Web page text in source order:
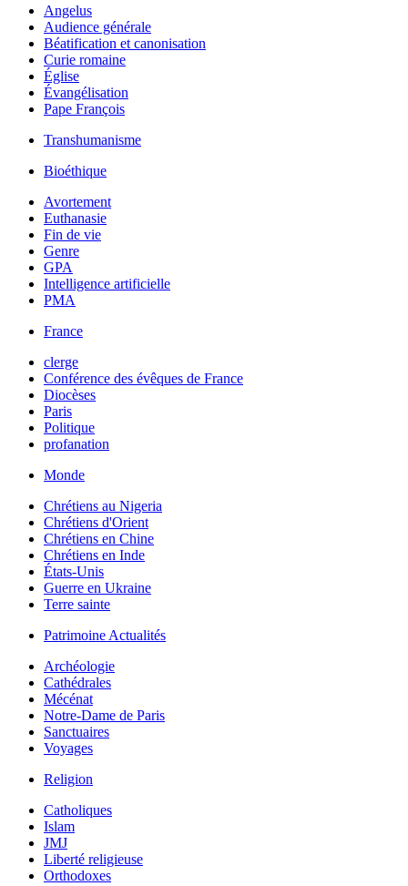
Angelus
Audience générale
Béatification et canonisation
Curie romaine
Église
Évangélisation
Pape François
Transhumanisme
Bioéthique
Avortement
Euthanasie
Fin de vie
Genre
GPA
Intelligence artificielle
PMA
France
clerge
Conférence des évêques de France
Diocèses
Paris
Politique
profanation
Monde
Chrétiens au Nigeria
Chrétiens d'Orient
Chrétiens en Chine
Chrétiens en Inde
États-Unis
Guerre en Ukraine
Terre sainte
Patrimoine Actualités
Archéologie
Cathédrales
Mécénat
Notre-Dame de Paris
Sanctuaires
Voyages
Religion
Catholiques
Islam
JMJ
Liberté religieuse
Orthodoxes